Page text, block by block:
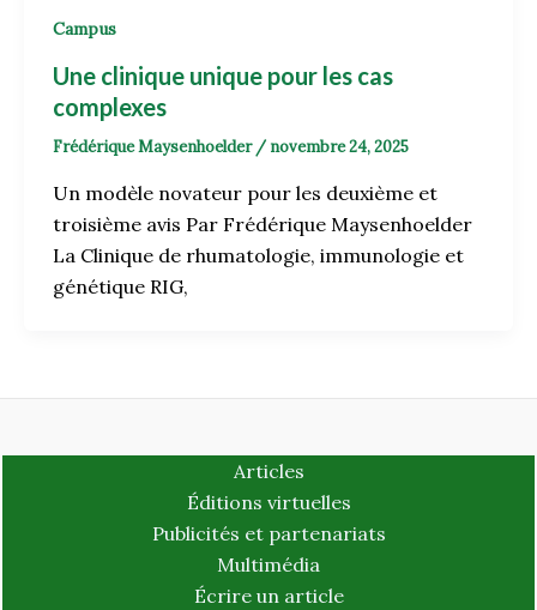
Campus
Une clinique unique pour les cas
complexes
Frédérique Maysenhoelder / novembre 24, 2025
Un modèle novateur pour les deuxième et
troisième avis Par Frédérique Maysenhoelder
La Clinique de rhumatologie, immunologie et
génétique RIG,
Articles
Éditions virtuelles
Publicités et partenariats
Multimédia
Écrire un article